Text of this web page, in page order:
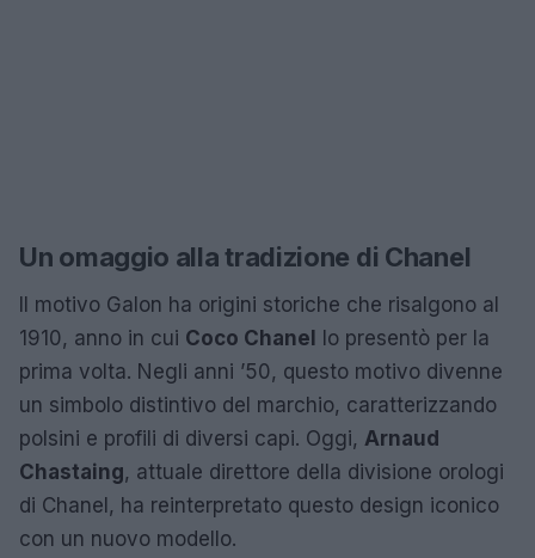
Un omaggio alla tradizione di Chanel
Il motivo Galon ha origini storiche che risalgono al
1910, anno in cui Coco Chanel lo presentò per la
prima volta. Negli anni ’50, questo motivo divenne
un simbolo distintivo del marchio, caratterizzando
polsini e profili di diversi capi. Oggi, Arnaud
Chastaing, attuale direttore della divisione orologi
di Chanel, ha reinterpretato questo design iconico
con un nuovo modello.